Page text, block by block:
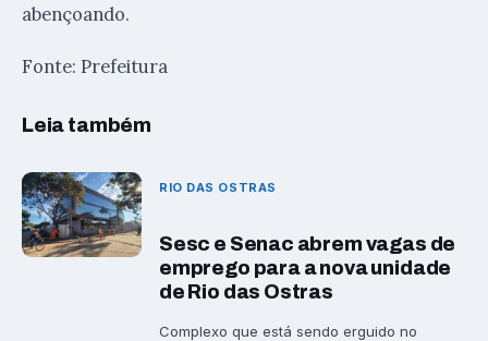
abençoando.
Fonte: Prefeitura
Leia também
RIO DAS OSTRAS
Sesc e Senac abrem vagas de
emprego para a nova unidade
de Rio das Ostras
Complexo que está sendo erguido no